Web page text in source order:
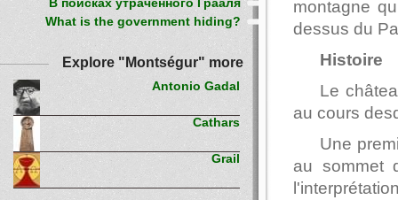
montagne
dessus du
Histoire
Le
au cours
Une
au sommet
В поисках утраченного Грааля
What is the government hiding?
Explore "Montségur" more
Antonio Gadal
Cathars
Grail